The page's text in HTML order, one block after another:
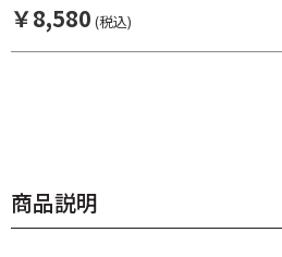
￥8,580 (税込)
商品説明